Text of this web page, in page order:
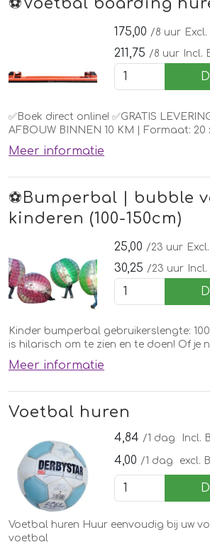
⚽️Voetbal boarding
175,00 /8 uur Excl.
211,75 /8 uur Incl.
✅Boek direct online! ✅GRATIS
AFBOUW BINNEN 10 KM | Formaat: 20
Meer informatie
⚽️Bumperbal | bubble
kinderen (100-150cm)
25,00 /23 uur
30,25 /23 uur
Kinder bumperbal gebruikerslengte:
is hilarisch om te zien en te doen! Of je
speelt! Bekijk het filmpje van het
verkocht!
Meer informatie
Voetbal huren
4,84 /1 dag Incl.
4,00 /1 dag excl.
Voetbal huren Huur eenvoudig bij uw
voetbal